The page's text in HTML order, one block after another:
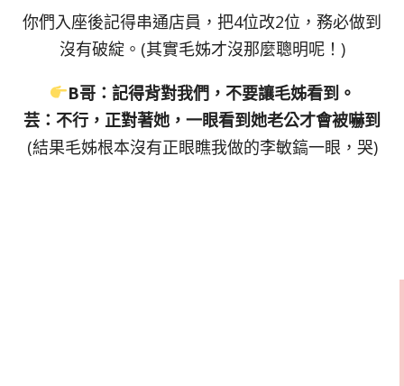
你們入座後記得串通店員，把4位改2位，務必做到
沒有破綻。(其實毛姊才沒那麼聰明呢！)
B哥：記得背對我們，不要讓毛姊看到。
芸：不行，正對著她，一眼看到她老公才會被嚇到
(結果毛姊根本沒有正眼瞧我做的李敏鎬一眼，哭)